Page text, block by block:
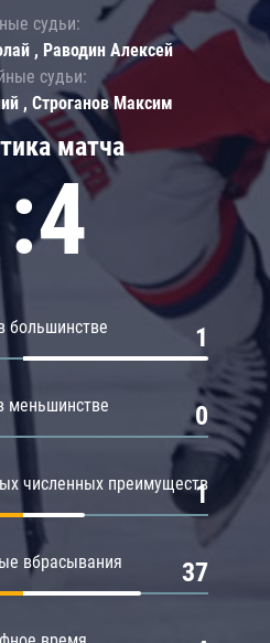
матча
большинстве 1
меньшинстве 0
численных преимуществ
1
вбрасывания 37
судьи:
, Раводин Алексей
судьи:
, Строганов Максим